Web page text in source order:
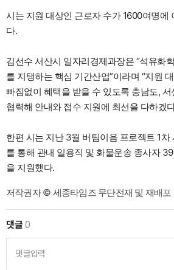
시는 지원 대상인 근로자 수가 1600여명에
다.
김선수 서산시 일자리경제과장은 “석유화
를 지탱하는 핵심 기간산업”이라며 “지원
빠짐없이 혜택을 받을 수 있도록 충남도,
협력해 안내와 접수 지원에 최선을 다하겠
한편 시는 지난 3월 버팀이음 프로젝트 1차
를 통해 관내 일용직 및 화물운송 종사자
을 지원했다.
저작권자 © 세종타임즈 무단전재 및 재배포
댓글0
댓글입력